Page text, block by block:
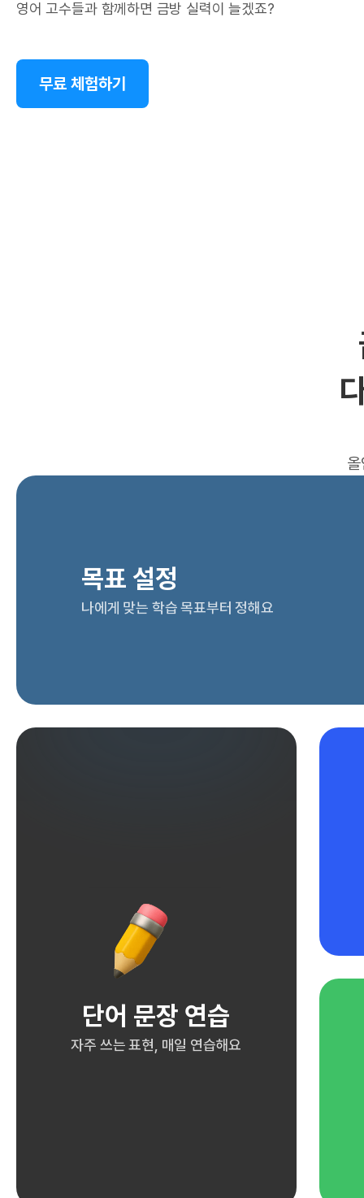
영어 고수들과 함께하면 금방 실력이 늘겠죠?
무료 체험하기
목표 설정
나에게 맞는 학습 목표부터 정해요
단어 문장 연습
자주 쓰는 표현, 매일 연습해요